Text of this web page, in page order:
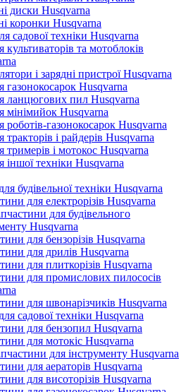
диски Husqvarna
коронки Husqvarna
садової техніки Husqvarna
культиваторів та мотоблоків
і зарядні пристрої Husqvarna
газонокосарок Husqvarna
ланцюгових пил Husqvarna
мінімийок Husqvarna
роботів-газонокосарок Husqvarna
тракторів і райдерів Husqvarna
тримерів і мотокос Husqvarna
іншої техніки Husqvarna
будівельної техніки Husqvarna
для електрорізів Husqvarna
для будівельного
Husqvarna
для бензорізів Husqvarna
для дрилів Husqvarna
для плиткорізів Husqvarna
для промислових пилососів
для швонарізчиків Husqvarna
садової техніки Husqvarna
для бензопил Husqvarna
для мотокіс Husqvarna
для інструменту Husqvarna
для аераторів Husqvarna
для висоторізів Husqvarna